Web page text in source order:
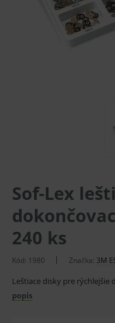
Sof-Lex
240 ks
Kód: 1980 Značka: 3M
Leštiace disky pre rýchlejšie
popis